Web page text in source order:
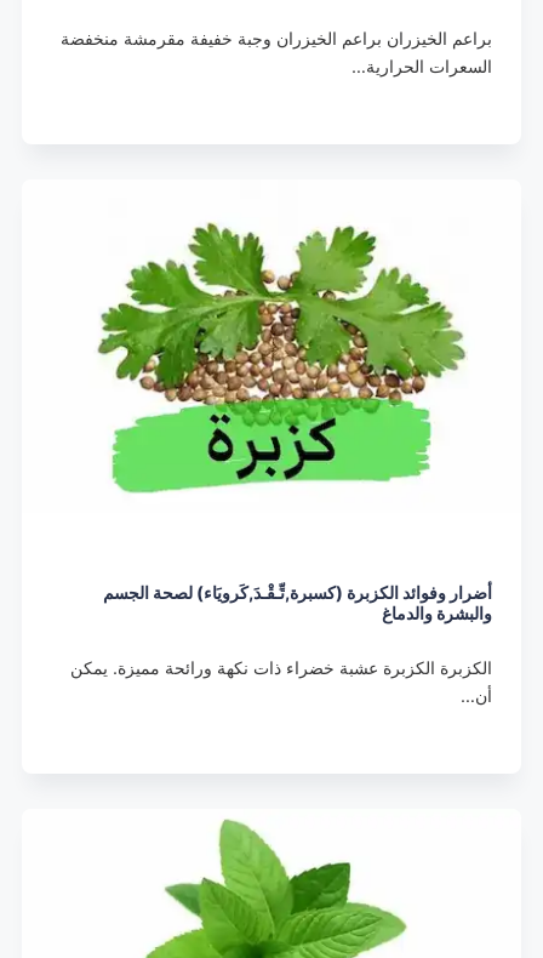
براعم الخيزران براعم الخيزران وجبة خفيفة مقرمشة منخفضة
السعرات الحرارية…
أضرار وفوائد الكزبرة (كسبرة,تِّـقْـدَ,كَرويَاء) لصحة الجسم
والبشرة والدماغ
الكزبرة الكزبرة عشبة خضراء ذات نكهة ورائحة مميزة. يمكن
أن…